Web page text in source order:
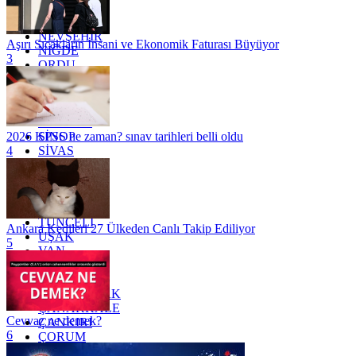
MUĞLA
MUŞ
NEVŞEHİR
NİĞDE
ORDU
OSMANİYE
RİZE
SAKARYA
SAMSUN
SİNOP
SİVAS
SİİRT
TEKİRDAĞ
TOKAT
TRABZON
TUNCELİ
UŞAK
VAN
YALOVA
YOZGAT
ZONGULDAK
ÇANAKKALE
ÇANKIRI
ÇORUM
İSTANBUL
Aşırı Sıcakların İnsani ve Ekonomik Faturası Büyüyor
3
2026 KPSS ne zaman? sınav tarihleri belli oldu
4
Ankara Kedileri 27 Ülkeden Canlı Takip Ediliyor
5
Cevvaz ne demek?
6